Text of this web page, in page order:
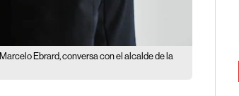
Ebrard, conversa con el alcalde de la